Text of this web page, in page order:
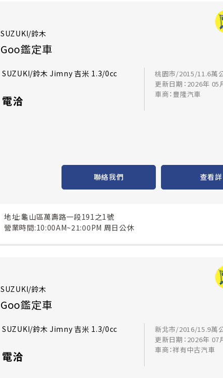
SUZUKI/鈴木
Goo鑑定車
SUZUKI/鈴木 Jimny 吉米 1.3/0cc
電洽
桃園市/2015/11.6萬
更新日期：2026年 05
車商：豐隆汽車
聯絡我們 查看
地址:龜山區萬壽路一段191之1號
營業時間:10:00AM~21:00PM 周日公休
SUZUKI/鈴木
Goo鑑定車
SUZUKI/鈴木 Jimny 吉米 1.3/0cc
電洽
新北市/2016/15.9萬
更新日期：2026年 07
車商：祥有中古汽車